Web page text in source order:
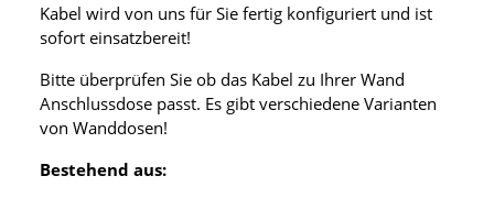
Kabel wird von uns für Sie fertig konfiguriert und ist
sofort einsatzbereit!
Bitte überprüfen Sie ob das Kabel zu Ihrer Wand
Anschlussdose passt. Es gibt verschiedene Varianten
von Wanddosen!
Bestehend aus: